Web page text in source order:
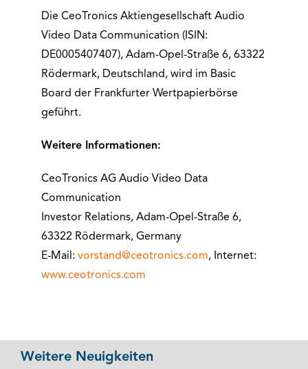
Die CeoTronics Aktiengesellschaft Audio
Video Data Communication (ISIN:
DE0005407407), Adam-Opel-Straße 6, 63322
Rödermark, Deutschland, wird im Basic
Board der Frankfurter Wertpapierbörse
geführt.
Weitere Informationen:
CeoTronics AG Audio Video Data
Communication
Investor Relations, Adam-Opel-Straße 6,
63322 Rödermark, Germany
E-Mail: vorstand@ceotronics.com, Internet:
www.ceotronics.com
Weitere Neuigkeiten